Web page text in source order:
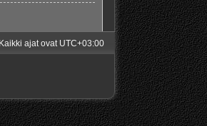
Kaikki ajat ovat UTC+03:00